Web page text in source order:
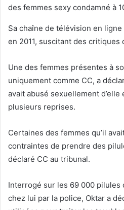
Sa chaîne de télévision en
en 2011, suscitant des
Une des femmes présentes à
uniquement comme CC, a
avait abusé sexuellement d’elle
plusieurs reprises.
Certaines des femmes qu’il
contraintes de prendre des
déclaré CC au tribunal.
Interrogé sur les 69 000
chez lui par la police, Oktar a